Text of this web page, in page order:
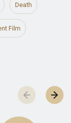
Death
Film